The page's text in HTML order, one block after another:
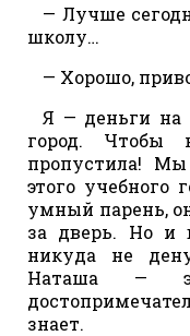
— Лучше
школу…
— Хорошо,
Я — деньги на
город. Чтобы
пропустила!
этого
умный парень,
за дверь. Но и
никуда не
Наташа —
знает.